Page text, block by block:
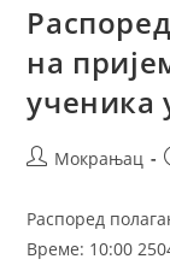
на
ученика
Мокрањац
Распоред
Време: 10:00